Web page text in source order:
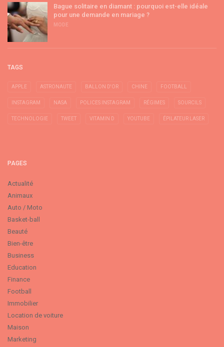
Bague solitaire en diamant : pourquoi est-elle idéale
pour une demande en mariage ?
MODE
TAGS
APPLE ASTRONAUTE BALLON D'OR CHINE FOOTBALL
INSTAGRAM NASA POLICES INSTAGRAM RÉGIMES SOURCILS
TECHNOLOGIE TWEET VITAMIN D YOUTUBE ÉPILATEUR LASER
PAGES
Actualité
Animaux
Auto / Moto
Basket-ball
Beauté
Bien-être
Business
Education
Finance
Football
Immobilier
Location de voiture
Maison
Marketing